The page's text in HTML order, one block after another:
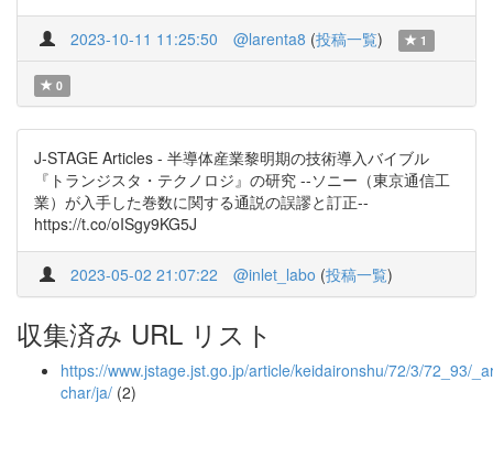
2023-10-11 11:25:50 @larenta8 (投稿一覧) 1
0
J-STAGE Articles - 半導体産業黎明期の技術導入バイブル
『トランジスタ・テクノロジ』の研究 --ソニー（東京通信工
業）が入手した巻数に関する通説の誤謬と訂正--
https://t.co/oISgy9KG5J
2023-05-02 21:07:22 @inlet_labo (投稿一覧)
収集済み URL リスト
https://www.jstage.jst.go.jp/article/keidaironshu/72/3/72_93/
char/ja/ (2)